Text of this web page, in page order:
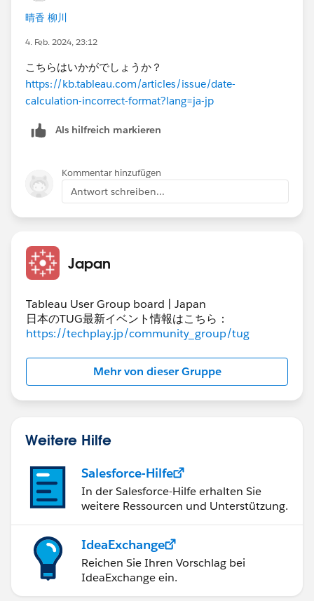
晴香 柳川
4. Feb. 2024, 23:12
こちらはいかがでしょうか？
https://kb.tableau.com/articles/issue/date-
calculation-incorrect-format?lang=ja-jp
Als hilfreich markieren
Kommentar hinzufügen
Antwort schreiben...
Japan
Tableau User Group board | Japan
日本のTUG最新イベント情報はこちら：
https://techplay.jp/community_group/tug
Mehr von dieser Gruppe
Weitere Hilfe
Salesforce-Hilfe
In der Salesforce-Hilfe erhalten Sie
weitere Ressourcen und Unterstützung.
IdeaExchange
Reichen Sie Ihren Vorschlag bei
IdeaExchange ein.